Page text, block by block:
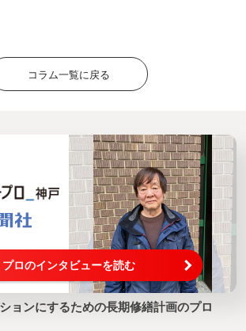
コラム一覧に戻る
プロのインタビューを読む
ョンにするための長期修繕計画のプロ